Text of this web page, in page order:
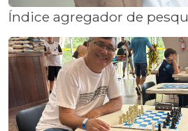
Índice agregador de